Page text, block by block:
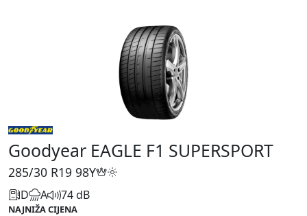
Goodyear EAGLE F1 SUPERSPORT
285/30 R19 98Y
D A 74 dB
NAJNIŽA CIJENA